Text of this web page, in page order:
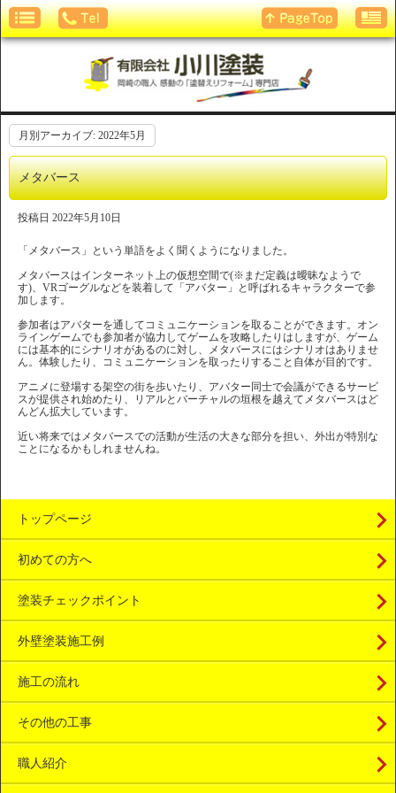
月別アーカイブ: 2022年5月
メタバース
投稿日 2022年5月10日
「メタバース」という単語をよく聞くようになりました。
メタバースはインターネット上の仮想空間で(※まだ定義は曖昧なようで
す)、VRゴーグルなどを装着して「アバター」と呼ばれるキャラクターで参
加します。
参加者はアバターを通してコミュニケーションを取ることができます。オン
ラインゲームでも参加者が協力してゲームを攻略したりはしますが、ゲーム
には基本的にシナリオがあるのに対し、メタバースにはシナリオはありませ
ん。体験したり、コミュニケーションを取ったりすること自体が目的です。
アニメに登場する架空の街を歩いたり、アバター同士で会議ができるサービ
スが提供され始めたり、リアルとバーチャルの垣根を越えてメタバースはど
んどん拡大しています。
近い将来ではメタバースでの活動が生活の大きな部分を担い、外出が特別な
ことになるかもしれませんね。
トップページ
初めての方へ
塗装チェックポイント
外壁塗装施工例
施工の流れ
その他の工事
職人紹介